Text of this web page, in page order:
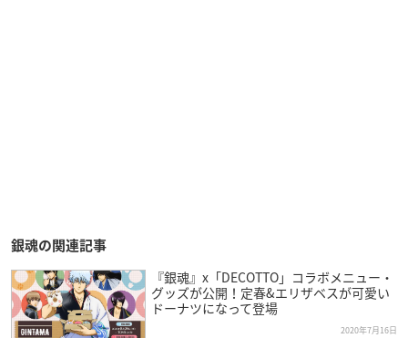
銀魂の関連記事
『銀魂』x「DECOTTO」コラボメニュー・
グッズが公開！定春&エリザベスが可愛い
ドーナツになって登場
2020年7月16日